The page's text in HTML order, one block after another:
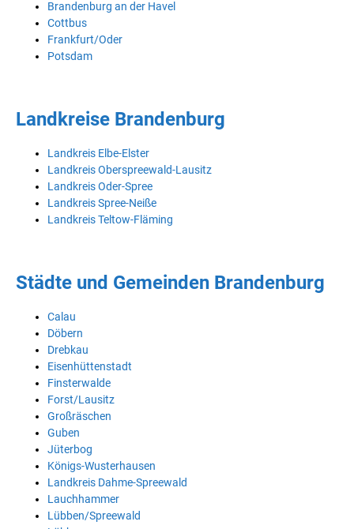
Brandenburg an der Havel
Cottbus
Frankfurt/Oder
Potsdam
Landkreise Brandenburg
Landkreis Elbe-Elster
Landkreis Oberspreewald-Lausitz
Landkreis Oder-Spree
Landkreis Spree-Neiße
Landkreis Teltow-Fläming
Städte und Gemeinden Brandenburg
Calau
Döbern
Drebkau
Eisenhüttenstadt
Finsterwalde
Forst/Lausitz
Großräschen
Guben
Jüterbog
Königs-Wusterhausen
Landkreis Dahme-Spreewald
Lauchhammer
Lübben/Spreewald